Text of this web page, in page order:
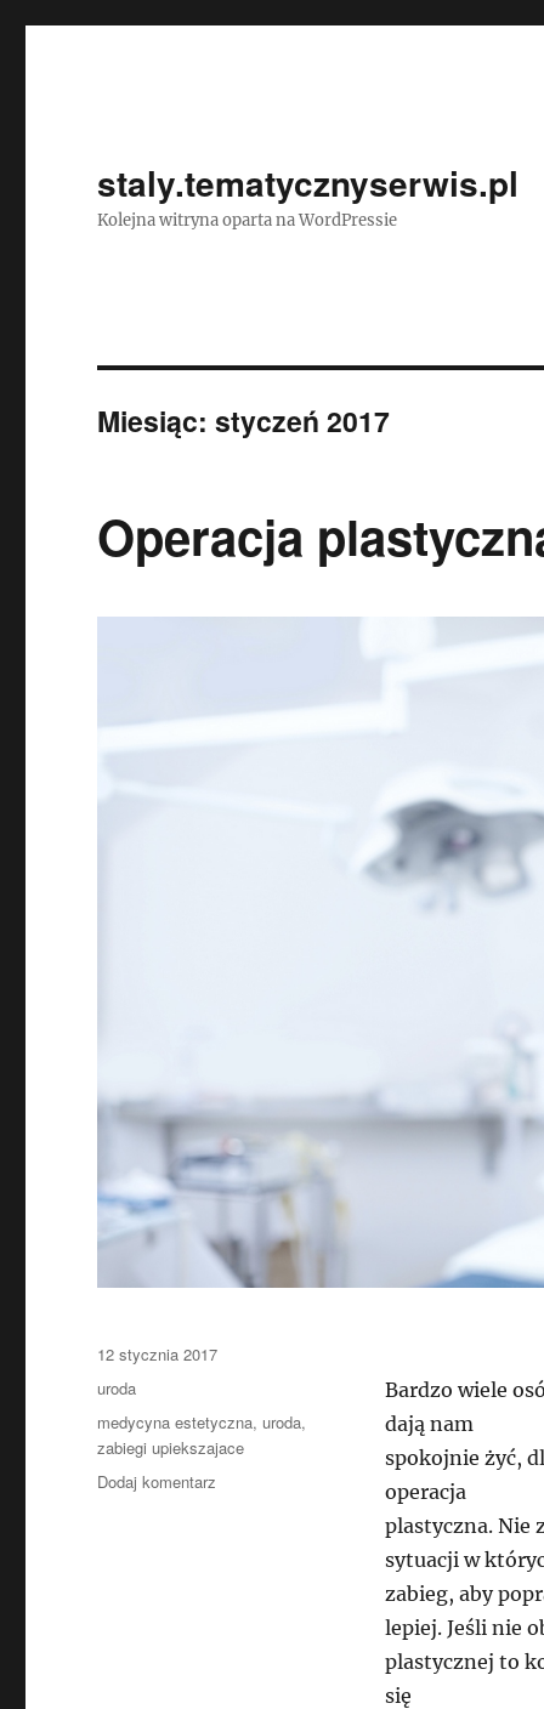
staly.tematycznyserwis.pl
Kolejna witryna oparta na WordPressie
Miesiąc:styczeń 2017
Operacja
Bardzo wiele
dają nam
spokojnie żyć,
operacja
plastyczna. Nie
sytuacji w
zabieg, aby
lepiej. Jeśli nie
plastycznej to
się
Data
publikacji
12 stycznia 2017
Kategorie
uroda
Tagi
medycyna estetyczna, uroda,
zabiegi upiekszajace
Dodaj komentarz